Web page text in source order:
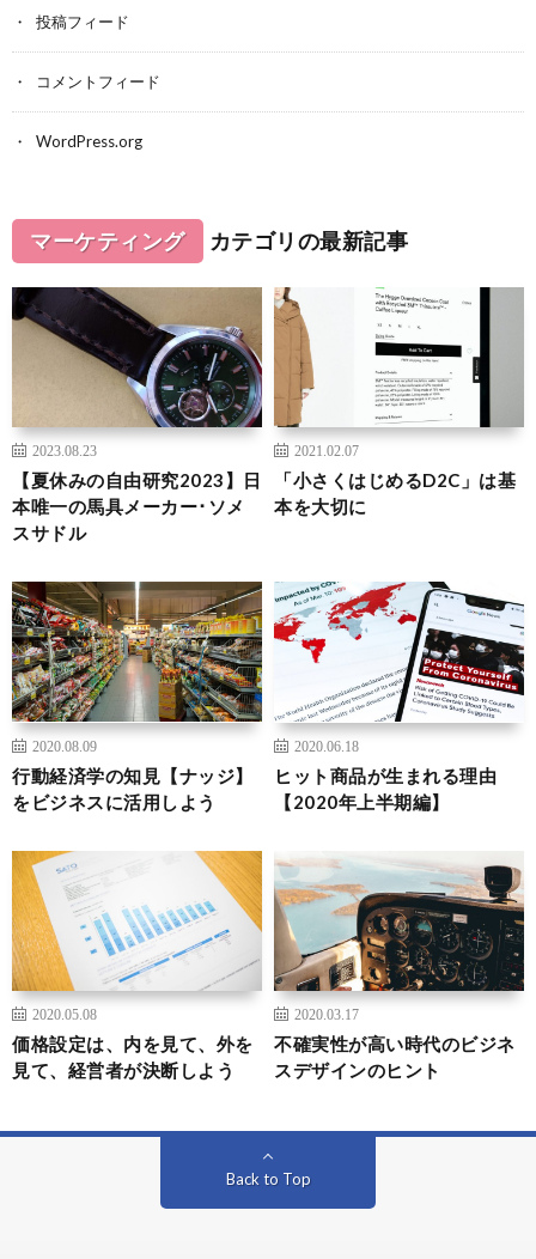
投稿フィード
コメントフィード
WordPress.org
マーケティング カテゴリの最新記事
2023.08.23
【夏休みの自由研究2023】日
本唯一の馬具メーカー･ソメ
スサドル
2021.02.07
「小さくはじめるD2C」は基
本を大切に
2020.08.09
行動経済学の知見【ナッジ】
をビジネスに活用しよう
2020.06.18
ヒット商品が生まれる理由
【2020年上半期編】
2020.05.08
価格設定は、内を見て、外を
見て、経営者が決断しよう
2020.03.17
不確実性が高い時代のビジネ
スデザインのヒント
Back to Top